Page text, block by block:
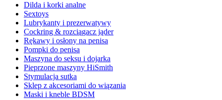
Dilda i korki analne
Sextoys
Lubrykanty i prezerwatywy
Cockring & rozciągacz jąder
Rękawy i osłony na penisa
Pompki do penisa
Maszyna do seksu i dojarka
Pieprzone maszyny HiSmith
Stymulacja sutka
Sklep z akcesoriami do wiązania
Maski i kneble BDSM